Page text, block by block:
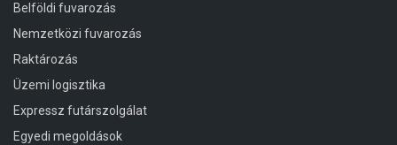
Belföldi fuvarozás
Nemzetközi fuvarozás
Raktározás
Üzemi logisztika
Expressz futárszolgálat
Egyedi megoldások